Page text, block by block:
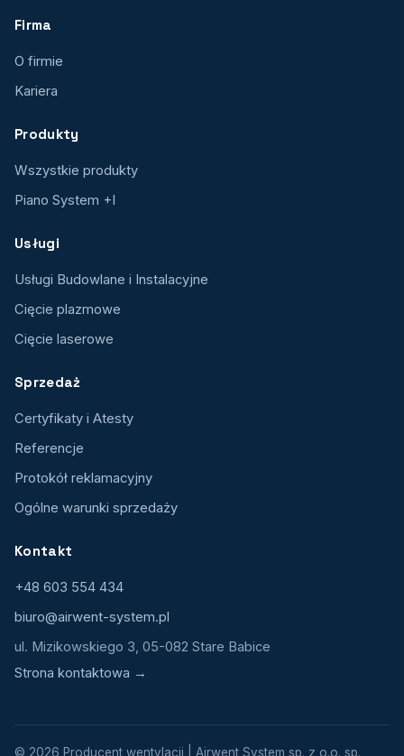
Firma
O firmie
Kariera
Produkty
Wszystkie produkty
Piano System +I
Usługi
Usługi Budowlane i Instalacyjne
Cięcie plazmowe
Cięcie laserowe
Sprzedaż
Certyfikaty i Atesty
Referencje
Protokół reklamacyjny
Ogólne warunki sprzedaży
Kontakt
+48 603 554 434
biuro@airwent-system.pl
ul. Mizikowskiego 3, 05-082 Stare Babice
Strona kontaktowa →
© 2026 Producent wentylacji | Airwent System sp. z o.o. sp.